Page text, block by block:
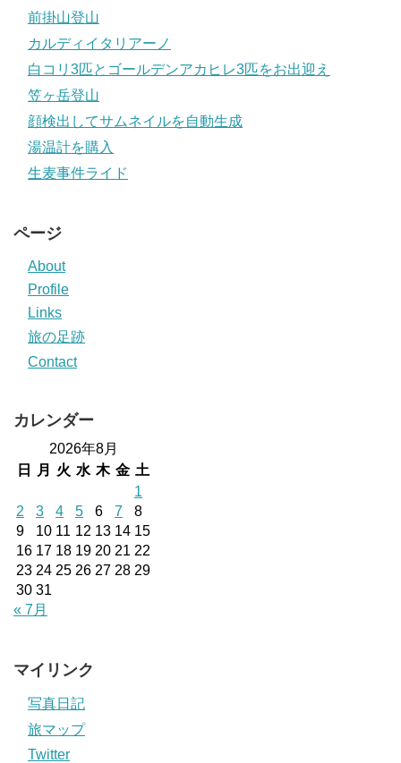
前掛山登山
カルディイタリアーノ
白コリ3匹とゴールデンアカヒレ3匹をお出迎え
笠ヶ岳登山
顔検出してサムネイルを自動生成
湯温計を購入
生麦事件ライド
ページ
About
Profile
Links
旅の足跡
Contact
カレンダー
2026年8月
日
月 火 水 木 金 土
1
2
3 4 5 6 7
8
9
10 11 12 13 14 15
16 17 18 19 20 21 22
23 24 25 26 27 28 29
30 31
« 7月
マイリンク
写真日記
旅マップ
Twitter